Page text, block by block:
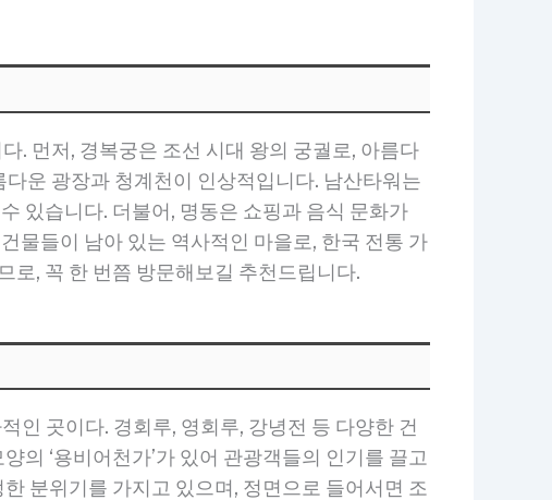
. 먼저, 경복궁은 조선 시대 왕의 궁궐로, 아름다
운 광장과 청계천이 인상적입니다. 남산타워는
있습니다. 더불어, 명동은 쇼핑과 음식 문화가
물들이 남아 있는 역사적인 마을로, 한국 전통 가
로, 꼭 한 번쯤 방문해보길 추천드립니다.
인 곳이다. 경회루, 영회루, 강녕전 등 다양한 건
의 ‘용비어천가’가 있어 관광객들의 인기를 끌고
분위기를 가지고 있으며, 정면으로 들어서면 조